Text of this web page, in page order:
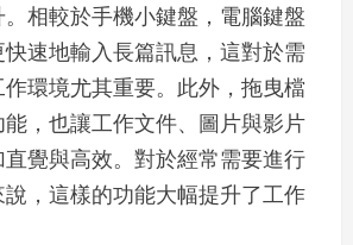
相較於手機小鍵盤，電腦鍵盤
速地輸入長篇訊息，這對於需
環境尤其重要。此外，拖曳檔
，也讓工作文件、圖片與影片
覺與高效。對於經常需要進行
，這樣的功能大幅提升了工作